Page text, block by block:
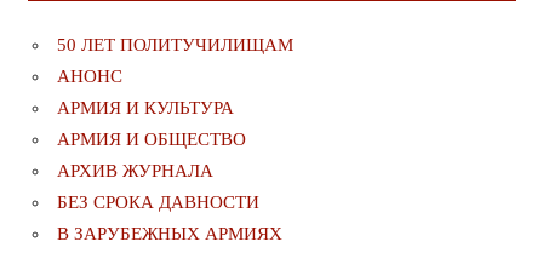
50 ЛЕТ ПОЛИТУЧИЛИЩАМ
АНОНС
АРМИЯ И КУЛЬТУРА
АРМИЯ И ОБЩЕСТВО
АРХИВ ЖУРНАЛА
БЕЗ СРОКА ДАВНОСТИ
В ЗАРУБЕЖНЫХ АРМИЯХ